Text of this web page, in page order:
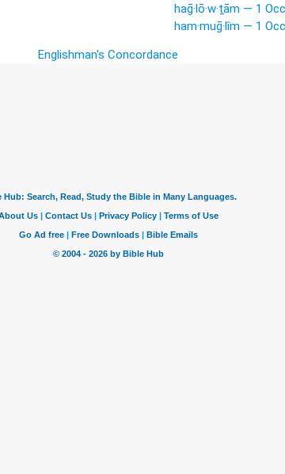
haḡ·lō·w·ṯām — 1
ham·muḡ·lîm — 1
Englishman's Concordance